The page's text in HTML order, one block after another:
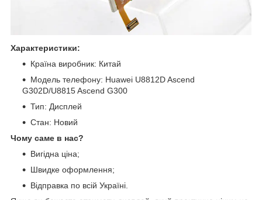
Характеристики:
Країна виробник: Китай
Модель телефону: Huawei U8812D Ascend
G302D/U8815 Ascend G300
Тип: Дисплей
Стан: Новий
Чому саме в нас?
Вигідна ціна;
Швидке оформлення;
Відправка по всій Україні.